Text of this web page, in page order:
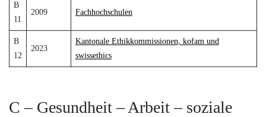
B
11
2009 Fachhochschulen
B
12
2023
Kantonale Ethikkommissionen, kofam und
swissethics
C – Gesundheit – Arbeit – soziale